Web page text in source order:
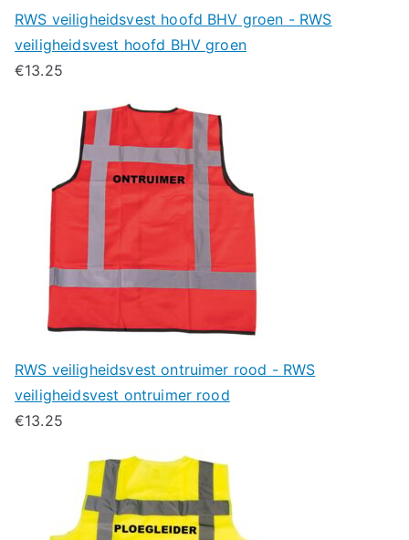
RWS veiligheidsvest hoofd BHV groen - RWS
veiligheidsvest hoofd BHV groen
€13.25
RWS veiligheidsvest ontruimer rood - RWS
veiligheidsvest ontruimer rood
€13.25